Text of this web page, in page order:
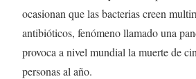
ocasionan que las bacterias creen
antibióticos, fenómeno llamado una
provoca a nivel mundial la muerte de
personas al año.